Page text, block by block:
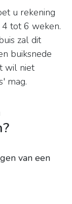
u rekening
tot 6 weken.
zal dit
buiksnede
wil niet
mag.
van een